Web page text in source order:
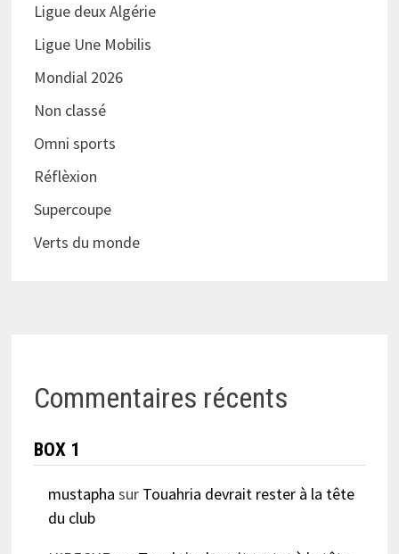
Ligue deux Algérie
Ligue Une Mobilis
Mondial 2026
Non classé
Omni sports
Réflèxion
Supercoupe
Verts du monde
Commentaires récents
BOX 1
mustapha sur Touahria devrait rester à la tête
du club